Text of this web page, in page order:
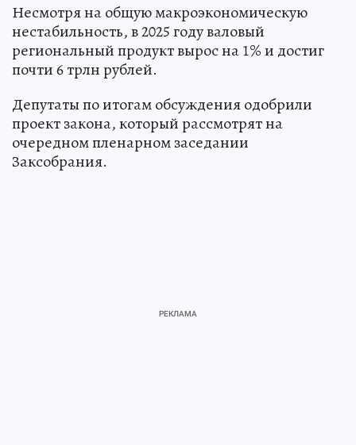
Несмотря на общую макроэкономическую
нестабильность, в 2025 году валовый
региональный продукт вырос на 1% и достиг
почти 6 трлн рублей.
Депутаты по итогам обсуждения одобрили
проект закона, который рассмотрят на
очередном пленарном заседании
Заксобрания.